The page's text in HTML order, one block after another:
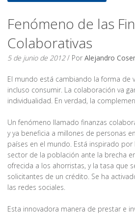
Fenómeno de las
Colaborativas
5 de junio de 2012/ Por Alejandro
El mundo está cambiando la forma de
incluso consumir. La colaboración va
individualidad. En verdad, la
Un fenómeno llamado finanzas
y ya beneficia a millones de personas
países en el mundo. Está inspirado
sector de la población ante la brecha
ofrecida a los ahorristas, y la tasa que
solicitantes de un crédito. Se ha
las redes sociales.
Esta innovadora manera de prestar e